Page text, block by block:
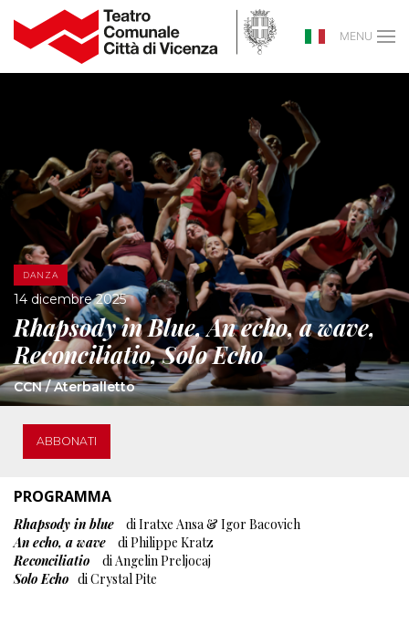
MENU
DANZA
14 dicembre 2025
Rhapsody in Blue, An echo, a wave,
Reconciliatio, Solo Echo
CCN / Aterballetto
ABBONATI
PROGRAMMA
Rhapsody in blue
di Iratxe Ansa & Igor Bacovich
An echo, a wave
di Philippe Kratz
Reconciliatio
di Angelin Preljocaj
Solo Echo di Crystal Pite